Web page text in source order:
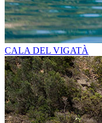
CALA DEL VIGATÀ